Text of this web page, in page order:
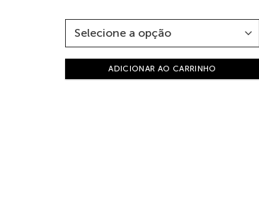
ADICIONAR AO CARRINHO